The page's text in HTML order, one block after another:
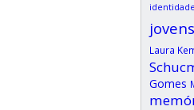
identidade
jovens
Laura
Gomes